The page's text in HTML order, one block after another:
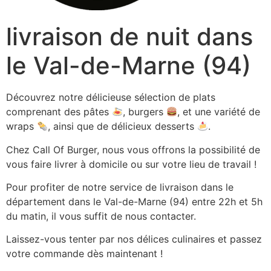
livraison de nuit dans
le Val-de-Marne (94)
Découvrez notre délicieuse sélection de plats
comprenant des pâtes
, burgers
, et une variété de
wraps
, ainsi que de délicieux desserts
.
Chez Call Of Burger, nous vous offrons la possibilité de
vous faire livrer à domicile ou sur votre lieu de travail !
Pour profiter de notre service de livraison dans le
département dans le Val-de-Marne (94) entre 22h et 5h
du matin, il vous suffit de nous contacter.
Laissez-vous tenter par nos délices culinaires et passez
votre commande dès maintenant !